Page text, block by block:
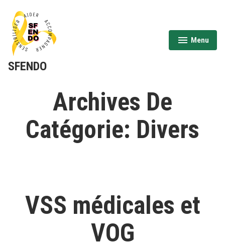
contenu
SFENDO
Menu
expanded
collapsed
Archives De
Catégorie: Divers
VSS médicales et
VOG